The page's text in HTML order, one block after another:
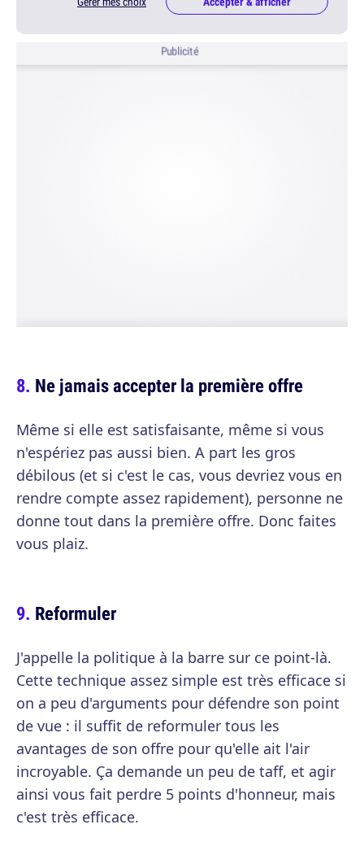
Publicité
Ne jamais accepter la première offre
Même si elle est satisfaisante, même si vous
n'espériez pas aussi bien. A part les gros
débilous (et si c'est le cas, vous devriez vous en
rendre compte assez rapidement), personne ne
donne tout dans la première offre. Donc faites
vous plaiz.
Reformuler
J'appelle la politique à la barre sur ce point-là.
Cette technique assez simple est très efficace si
on a peu d'arguments pour défendre son point
de vue : il suffit de reformuler tous les
avantages de son offre pour qu'elle ait l'air
incroyable. Ça demande un peu de taff, et agir
ainsi vous fait perdre 5 points d'honneur, mais
c'est très efficace.